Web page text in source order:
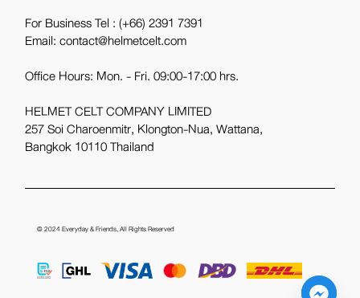
For Business Tel :(+66) 2391 7391
Email: contact@helmetcelt.com
Office Hours: Mon. - Fri. 09:00-17:00 hrs.
HELMET CELT COMPANY LIMITED
257 Soi Charoenmitr, Klongton-Nua, Wattana,
Bangkok 10110 Thailand
© 2024Everyday & Friends, All Rights Reserved